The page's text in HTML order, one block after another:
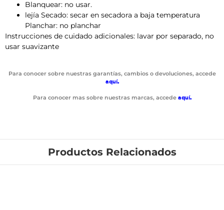
Blanquear: no usar.
lejía Secado: secar en secadora a baja temperatura
Planchar: no planchar
Instrucciones de cuidado adicionales: lavar por separado, no
usar suavizante
Para conocer sobre nuestras garantías, cambios o devoluciones, accede
aquí.
Para conocer mas sobre nuestras marcas, accede aquí.
Productos Relacionados